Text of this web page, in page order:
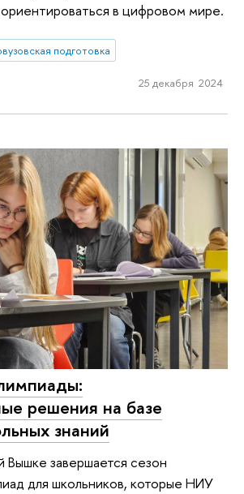
в цифровом мире.
подготовка
25 декабря 2024
решения на базе
знаний
Вышке завершается сезон
для школьников, которые НИУ